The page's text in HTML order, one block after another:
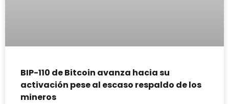
BIP-110 de Bitcoin avanza hacia su
activación pese al escaso respaldo de los
mineros